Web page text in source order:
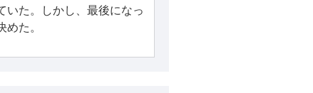
いた。しかし、最後になっ
た。